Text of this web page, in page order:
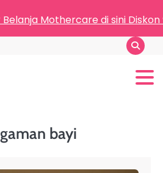
bayi
Mothercare di sini Diskon